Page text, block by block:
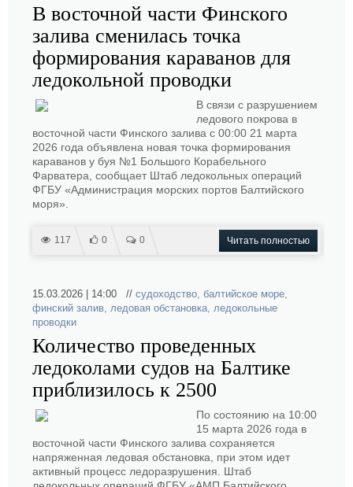
В восточной части Финского
залива сменилась точка
формирования караванов для
ледокольной проводки
В связи с разрушением
ледового покрова в
восточной части Финского залива с 00:00 21 марта
2026 года объявлена новая точка формирования
караванов у буя №1 Большого Корабельного
Фарватера, сообщает Штаб ледокольных операций
ФГБУ «Администрация морских портов Балтийского
моря».
117 0 0 Читать полностью
15.03.2026 | 14:00 // судоходство, балтийское море,
финский залив, ледовая обстановка, ледокольные
проводки
Количество проведенных
ледоколами судов на Балтике
приблизилось к 2500
По состоянию на 10:00
15 марта 2026 года в
восточной части Финского залива сохраняется
напряженная ледовая обстановка, при этом идет
активный процесс ледоразрушения. Штаб